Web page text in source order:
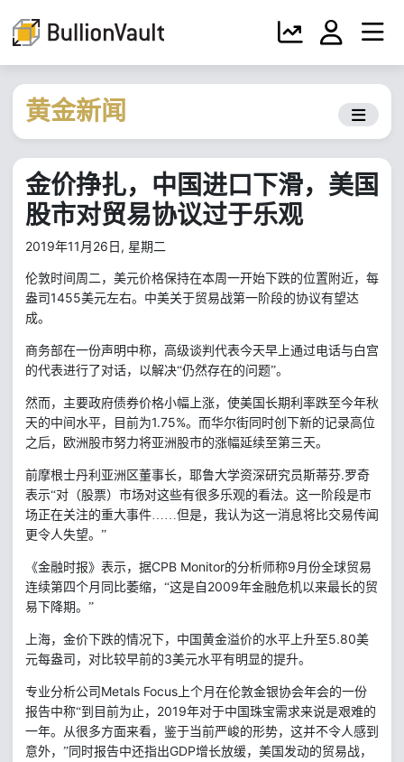
黄金新闻
金价挣扎，中国进口下滑，美国
股市对贸易协议过于乐观
2019年11月26日, 星期二
伦敦时间周二，美元价格保持在本周一开始下跌的位置附近，每
盎司 1455美元左右。中美关于贸易战第一阶段的协议有望达
成。
商务部在一份声明中称，高级谈判代表今天早上通过电话与白宫
的代表进行了对话，以解决“仍然存在的问题”。
然而，主要政府债券价格小幅上涨，使美国长期利率跌至今年秋
天的中间水平，目前为1.75%。而华尔街同时创下新的记录高位
之后，欧洲股市努力将亚洲股市的涨幅延续至第三天。
前摩根士丹利亚洲区董事长，耶鲁大学资深研究员斯蒂芬.罗奇
表示“对（股票）市场对这些有很多乐观的看法。这一阶段是市
场正在关注的重大事件……但是，我认为这一消息将比交易传闻
更令人失望。”
《金融时报》表示，据CPB Monitor的分析师称9月份全球贸易
连续第四个月同比萎缩，“这是自 2009年金融危机以来最长的贸
易下降期。”
上海，金价下跌的情况下，中国黄金溢价的水平上升至5.80美
元每盎司，对比较早前的3美元水平有明显的提升。
专业分析公司 Metals Focus 上个月在伦敦金银协会年会的一份
报告中称“到目前为止， 2019年对于中国珠宝需求来说是艰难的
一年。从很多方面来看，鉴于当前严峻的形势，这并不令人感到
意外，”同时报告中还指出GDP增长放缓，美国发动的贸易战，